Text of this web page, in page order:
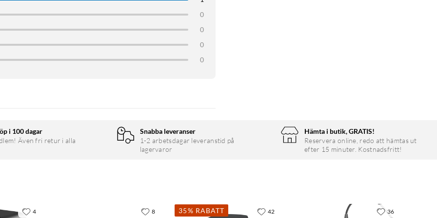
inbyggda 1950 mAh-batteriet räcker för en hel dag.
0
0
0
0
i 100 dagar
Även fri retur i alla
Snabba leveranser
1-2 arbetsdagar leveranstid på
lagervaror
Hämta i butik, GRATIS!
Reservera online, redo att hämtas ut
efter 15 minuter. Kostnadsfritt!
4 8 35% RABATT 42 36